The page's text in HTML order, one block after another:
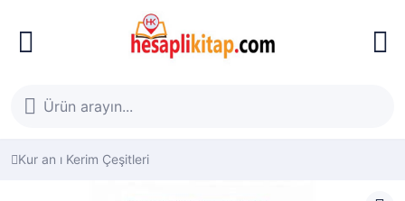
Kur an ı Kerim Çeşitleri